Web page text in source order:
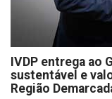
IVDP entrega ao
sustentável e
Região